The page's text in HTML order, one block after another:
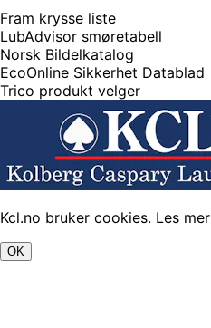
Fram krysse liste
LubAdvisor smøretabell
Norsk Bildelkatalog
EcoOnline Sikkerhet Datablad
Trico produkt velger
Kcl.no bruker cookies. Les mer
OK